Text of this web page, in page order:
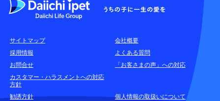
各種お問合せ窓口
耳や言葉の不自由なお客さまのお問合せ窓口
お申込みをご検討中のお客さま
(商品に関するお問合せ・資料請求)
サイトマップ
会社概要
採用情報
よくある質問
お問合せ
「お客さまの声」への対応
カスタマー・ハラスメントへの対応
方針
勧誘方針
個人情報の取扱いについて